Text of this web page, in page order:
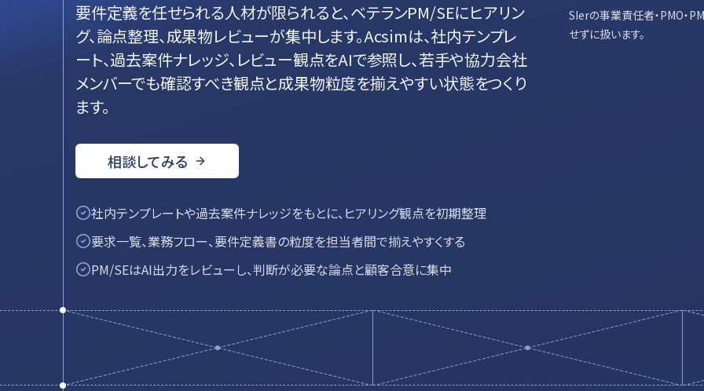
要件定義を任せられる人材が限られると、ベテランPM/SEにヒアリン
グ、論点整理、成果物レビューが集中します。Acsimは、社内テンプレ
ート、過去案件ナレッジ、レビュー観点をAIで参照し、若手や協力会社
メンバーでも確認すべき観点と成果物粒度を揃えやすい状態をつくり
ます。
相談してみる
社内テンプレートや過去案件ナレッジをもとに、ヒアリング観点を初期整理
要求一覧、業務フロー、要件定義書の粒度を担当者間で揃えやすくする
PM/SEはAI出力をレビューし、判断が必要な論点と顧客合意に集中
SIerの事業責任者・PMO・
せずに扱います。